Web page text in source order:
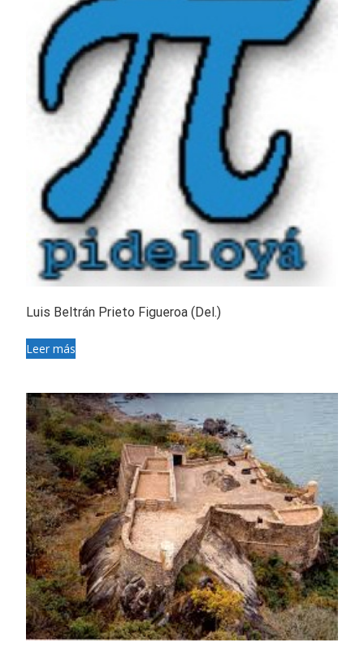
Luis Beltrán Prieto Figueroa (Del.)
Leer más